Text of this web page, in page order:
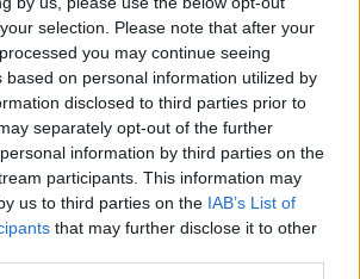
selection. Please note that after your
you may continue seeing
based on personal information utilized by
disclosed to third parties prior to
separately opt-out of the further
information by third parties on the
participants. This information may
us to third parties on the IAB’s List of
that may further disclose it to other
motoren een milieuvriendelijke
Door de afwezigheid van olie in de
er minder schadelijke stoffen
: Stirlingmotoren werken met
en trillingen omdat er geen
is en er geen snelle afvoer
is.